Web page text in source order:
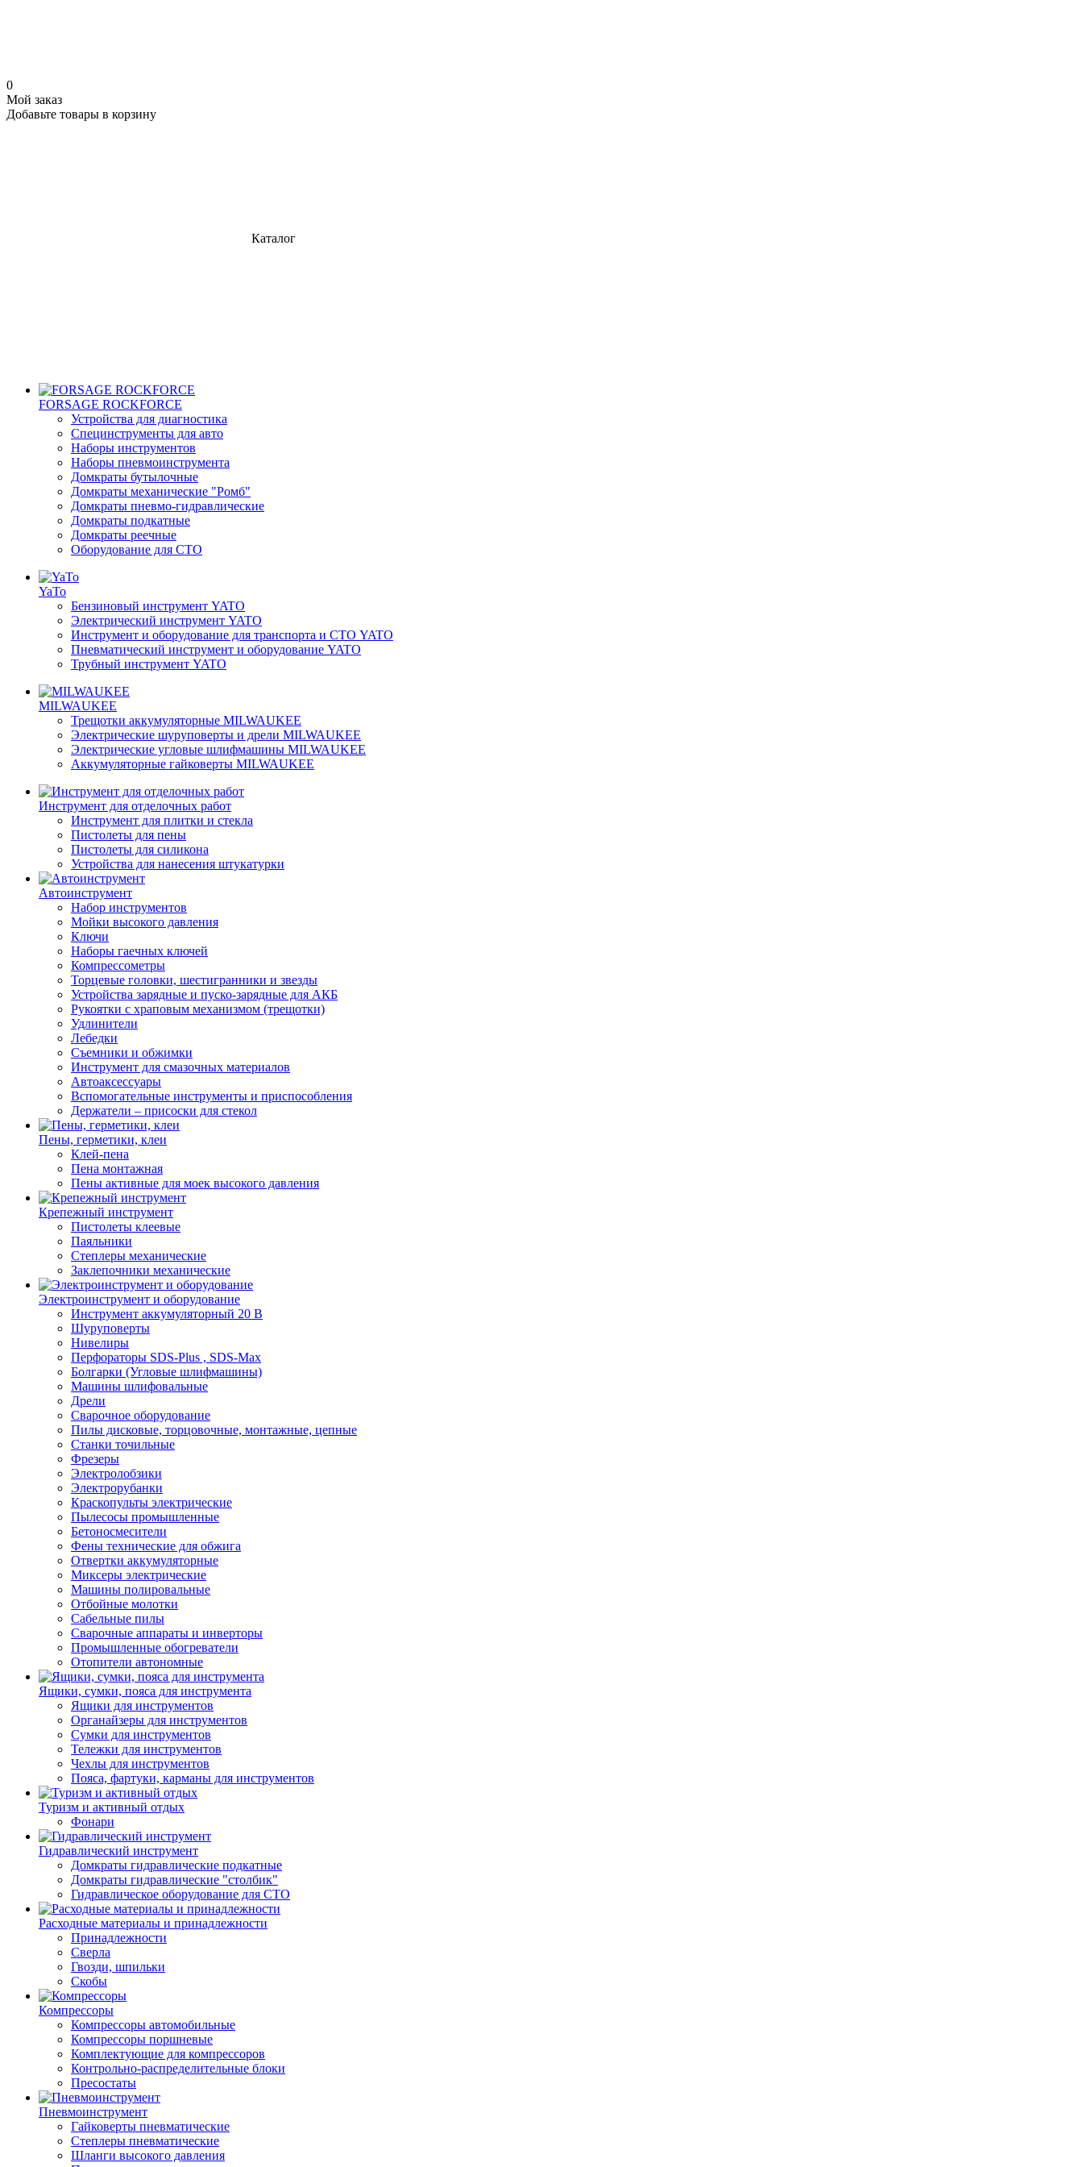
0
Мой заказ
Добавьте товары в корзину
Каталог
FORSAGE ROCKFORCE
Устройства для диагностика
Специнструменты для авто
Наборы инструментов
Наборы пневмоинструмента
Домкраты бутылочные
Домкраты механические "Ромб"
Домкраты пневмо-гидравлические
Домкраты подкатные
Домкраты реечные
Оборудование для CТО
YaTo
Бензиновый инструмент YATO
Электрический инструмент YATO
Инструмент и оборудование для транспорта и СТО YATO
Пневматический инструмент и оборудование YATO
Трубный инструмент YATO
MILWAUKEE
Трещотки аккумуляторные MILWAUKEE
Электрические шуруповерты и дрели MILWAUKEE
Электрические угловые шлифмашины MILWAUKEE
Аккумуляторные гайковерты MILWAUKEE
Инструмент для отделочных работ
Инструмент для плитки и стекла
Пистолеты для пены
Пистолеты для силикона
Устройства для нанесения штукатурки
Автоинструмент
Набор инструментов
Мойки высокого давления
Ключи
Наборы гаечных ключей
Компрессометры
Торцевые головки, шестигранники и звезды
Устройства зарядные и пуско-зарядные для АКБ
Рукоятки с храповым механизмом (трещотки)
Удлинители
Лебедки
Съемники и обжимки
Инструмент для смазочных материалов
Автоаксессуары
Вспомогательные инструменты и приспособления
Держатели – присоски для стекол
Пены, герметики, клеи
Клей-пена
Пена монтажная
Пены активные для моек высокого давления
Крепежный инструмент
Пистолеты клеевые
Паяльники
Степлеры механические
Заклепочники механические
Электроинструмент и оборудование
Инструмент аккумуляторный 20 В
Шуруповерты
Нивелиры
Перфораторы SDS-Plus , SDS-Max
Болгарки (Угловые шлифмашины)
Машины шлифовальные
Дрели
Сварочное оборудование
Пилы дисковые, торцовочные, монтажные, цепные
Станки точильные
Фрезеры
Электролобзики
Электрорубанки
Краскопульты электрические
Пылесосы промышленные
Бетоносмесители
Фены технические для обжига
Отвертки аккумуляторные
Миксеры электрические
Машины полировальные
Отбойные молотки
Сабельные пилы
Сварочные аппараты и инверторы
Промышленные обогреватели
Отопители автономные
Ящики, сумки, пояса для инструмента
Ящики для инструментов
Органайзеры для инструментов
Сумки для инструментов
Тележки для инструментов
Чехлы для инструментов
Пояса, фартуки, карманы для инструментов
Туризм и активный отдых
Фонари
Гидравлический инструмент
Домкраты гидравлические подкатные
Домкраты гидравлические "столбик"
Гидравлическое оборудование для СТО
Расходные материалы и принадлежности
Принадлежности
Сверла
Гвозди, шпильки
Скобы
Компрессоры
Компрессоры автомобильные
Компрессоры поршневые
Комплектующие для компрессоров
Контрольно-распределительные блоки
Пресостаты
Пневмоинструмент
Гайковерты пневматические
Степлеры пневматические
Шланги высокого давления